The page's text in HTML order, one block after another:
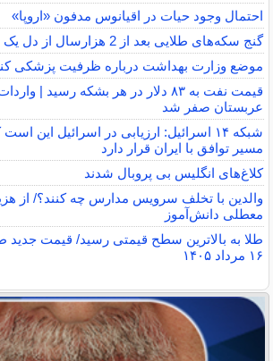
احتمال وجود حیات در اقیانوس مدفون «اروپا»
گنج سکه‌های طلایی بعد از 2 هزارسال از دل یک مزرعه بیرون آمد
موضع وزارت بهداشت درباره ظرفیت پزشکی کنکور
قیمت نفت به ۸۳ دلار در هر بشکه رسید |
عربستان صفر شد
شبکه ۱۴ اسرائیل: ارزیابی در اسرائیل این
مسیر توافق با ایران قرار دارد
کلاغ‌های انگلیس بی پروبال شدند
والدین با تخلف سرویس مدارس چه کنند؟/ از
معطلی دانش‌آموز
طلا به بالاترین سطح قیمتی رسید/ قیمت جدید
۱۶ مرداد ۱۴۰۵